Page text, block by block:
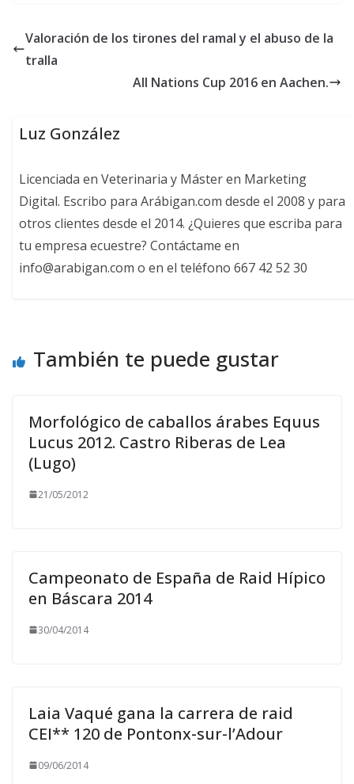
Valoración de los tirones del ramal y el abuso de la
tralla
All Nations Cup 2016 en Aachen.
Luz González
Licenciada en Veterinaria y Máster en Marketing
Digital. Escribo para Arábigan.com desde el 2008 y para
otros clientes desde el 2014. ¿Quieres que escriba para
tu empresa ecuestre? Contáctame en
info@arabigan.com o en el teléfono 667 42 52 30
También te puede gustar
Morfológico de caballos árabes Equus
Lucus 2012. Castro Riberas de Lea
(Lugo)
21/05/2012
Campeonato de España de Raid Hípico
en Báscara 2014
30/04/2014
Laia Vaqué gana la carrera de raid
CEI** 120 de Pontonx-sur-l’Adour
09/06/2014